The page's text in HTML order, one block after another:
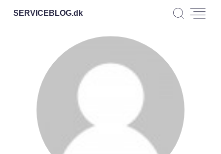
SERVICEBLOG.dk